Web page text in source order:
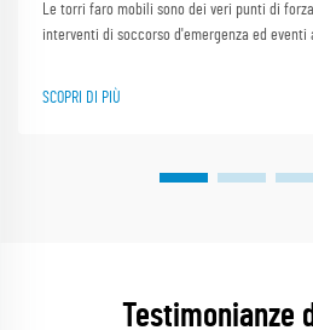
Le torri faro mobili sono dei veri punti di
interventi di soccorso d'emergenza ed
indispensabili. Shanghai Outevo Machinery
SCOPRI DI PIÙ
Testimonianze